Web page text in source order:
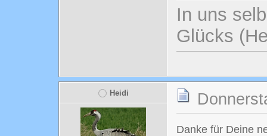
In uns
Glücks
Heidi
Danke für Deine